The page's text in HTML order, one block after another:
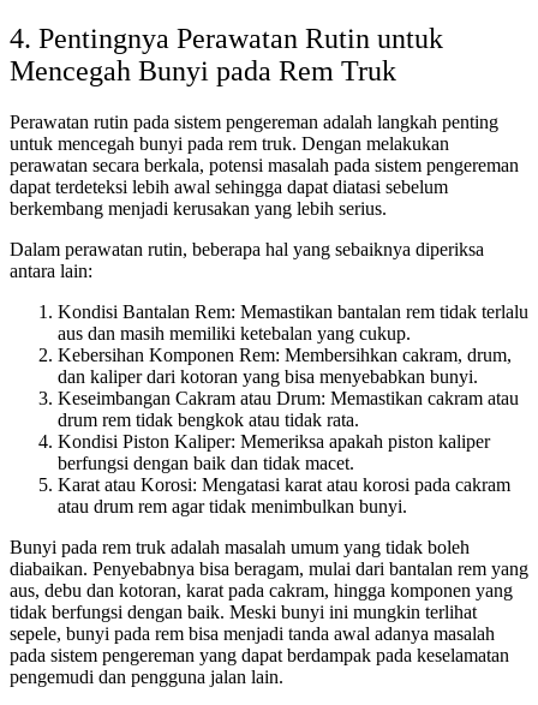
4. Pentingnya Perawatan Rutin untuk
Mencegah Bunyi pada Rem Truk
Perawatan rutin pada sistem pengereman adalah langkah penting
untuk mencegah bunyi pada rem truk. Dengan melakukan
perawatan secara berkala, potensi masalah pada sistem pengereman
dapat terdeteksi lebih awal sehingga dapat diatasi sebelum
berkembang menjadi kerusakan yang lebih serius.
Dalam perawatan rutin, beberapa hal yang sebaiknya diperiksa
antara lain:
Kondisi Bantalan Rem: Memastikan bantalan rem tidak terlalu
aus dan masih memiliki ketebalan yang cukup.
Kebersihan Komponen Rem: Membersihkan cakram, drum,
dan kaliper dari kotoran yang bisa menyebabkan bunyi.
Keseimbangan Cakram atau Drum: Memastikan cakram atau
drum rem tidak bengkok atau tidak rata.
Kondisi Piston Kaliper: Memeriksa apakah piston kaliper
berfungsi dengan baik dan tidak macet.
Karat atau Korosi: Mengatasi karat atau korosi pada cakram
atau drum rem agar tidak menimbulkan bunyi.
Bunyi pada rem truk adalah masalah umum yang tidak boleh
diabaikan. Penyebabnya bisa beragam, mulai dari bantalan rem yang
aus, debu dan kotoran, karat pada cakram, hingga komponen yang
tidak berfungsi dengan baik. Meski bunyi ini mungkin terlihat
sepele, bunyi pada rem bisa menjadi tanda awal adanya masalah
pada sistem pengereman yang dapat berdampak pada keselamatan
pengemudi dan pengguna jalan lain.